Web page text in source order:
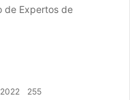
de Expertos de
255